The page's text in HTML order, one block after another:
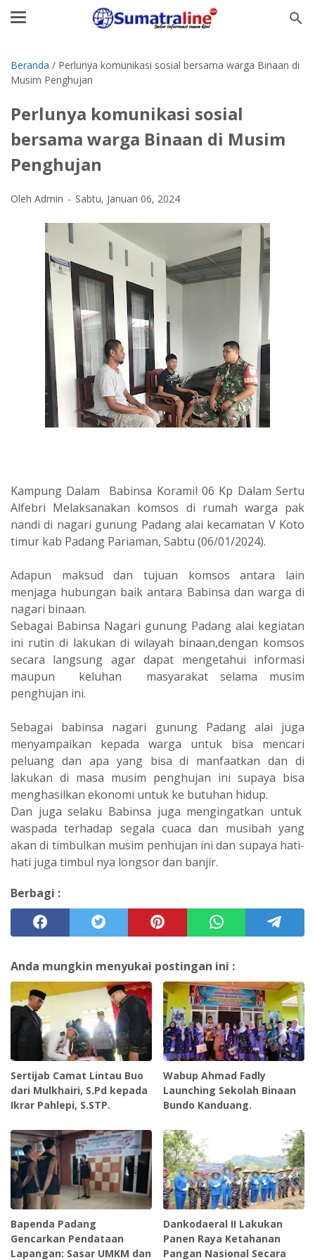
Beranda / Perlunya komunikasi sosial bersama warga Binaan di
Musim Penghujan
Perlunya komunikasi sosial
bersama warga Binaan di Musim
Penghujan
Oleh Admin Sabtu, Januari 06, 2024
Kampung Dalam Babinsa Koramil 06 Kp Dalam Sertu
Alfebri Melaksanakan komsos di rumah warga pak
nandi di nagari gunung Padang alai kecamatan V Koto
timur kab Padang Pariaman, Sabtu (06/01/2024).
Adapun maksud dan tujuan komsos antara lain
menjaga hubungan baik antara Babinsa dan warga di
nagari binaan.
Sebagai Babinsa Nagari gunung Padang alai kegiatan
ini rutin di lakukan di wilayah binaan,dengan komsos
secara langsung agar dapat mengetahui informasi
maupun keluhan masyarakat selama musim
penghujan ini.
Sebagai babinsa nagari gunung Padang alai juga
menyampaikan kepada warga untuk bisa mencari
peluang dan apa yang bisa di manfaatkan dan di
lakukan di masa musim penghujan ini supaya bisa
menghasilkan ekonomi untuk ke butuhan hidup.
Dan juga selaku Babinsa juga mengingatkan untuk
waspada terhadap segala cuaca dan musibah yang
akan di timbulkan musim penhujan ini dan supaya hati-
hati juga timbul nya longsor dan banjir.
Berbagi :
Anda mungkin menyukai postingan ini :
Sertijab Camat Lintau Buo
dari Mulkhairi, S.Pd kepada
Ikrar Pahlepi, S.STP.
Wabup Ahmad Fadly
Launching Sekolah Binaan
Bundo Kanduang.
Bapenda Padang
Gencarkan Pendataan
Lapangan: Sasar UMKM dan
Dankodaeral II Lakukan
Panen Raya Ketahanan
Pangan Nasional Secara